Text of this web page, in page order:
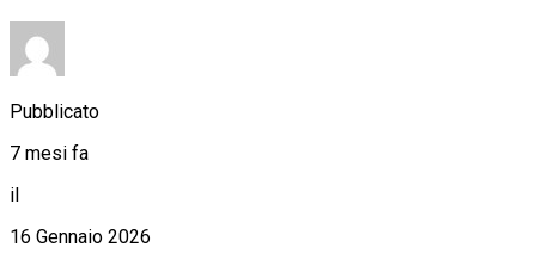
Pubblicato
7 mesi fa
il
16 Gennaio 2026